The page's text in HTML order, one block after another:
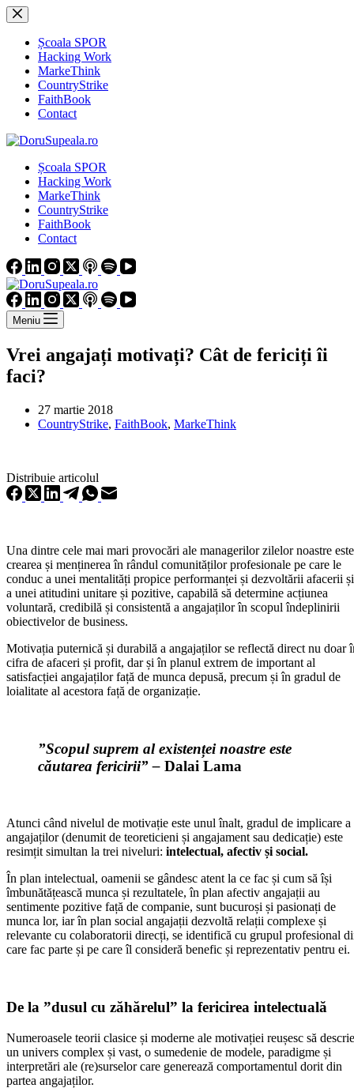
Sari
la
conținutȘcoala SPOR
Hacking Work
MarkeThink
CountryStrike
FaithBook
Contact
Școala SPOR
Hacking Work
MarkeThink
CountryStrike
FaithBook
Contact
Meniu
Vrei angajați motivați? Cât de fericiți îi
faci?
27 martie 2018
CountryStrike, FaithBook, MarkeThink
Distribuie articolul
Una dintre cele mai mari provocări ale managerilor zilelor noastre este
crearea și menținerea în rândul comunităților profesionale pe care le
conduc a unei mentalități propice performanței și dezvoltării afacerii și
a unei atitudini unitare și pozitive, capabilă să determine acțiunea
voluntară, credibilă și consistentă a angajaților în scopul îndeplinirii
obiectivelor de business.
Motivația puternică și durabilă a angajaților se reflectă direct nu doar
cifra de afaceri și profit, dar și în planul extrem de important al
satisfacției angajaților față de munca depusă, precum și în gradul de
loialitate al acestora față de organizație.
”Scopul suprem al existenței noastre este
căutarea fericirii” – Dalai Lama
Atunci când nivelul de motivație este unul înalt, gradul de implicare a
angajaților (denumit de teoreticieni și angajament sau dedicație) este
resimțit simultan la trei niveluri: intelectual, afectiv și social.
În plan intelectual, oamenii se gândesc atent la ce fac și cum să își
îmbunătățească munca și rezultatele, în plan afectiv angajații au
sentimente pozitive față de companie, sunt bucuroși și pasionați de
munca lor, iar în plan social angajații dezvoltă relații complexe și
relevante cu colaboratorii direcți, se identifică cu grupul profesional
care fac parte și pe care îl consideră benefic și reprezentativ pentru ei.
De la ”dusul cu zăhărelul” la fericirea intelectuală
Numeroasele teorii clasice și moderne ale motivației reușesc să descrie
un univers complex și vast, o sumedenie de modele, paradigme și
interpretări ale (re)surselor care generează comportamentul dorit din
partea angajaților.